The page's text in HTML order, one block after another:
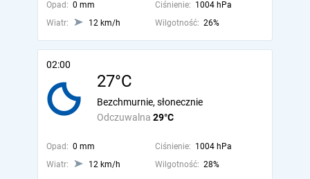
Opad: 0 mm Ciśnienie: 1004 hPa
Wiatr:
12 km/h Wilgotność: 26%
02:00
27°C
Odczuwalna 29°C
Bezchmurnie, słonecznie
Opad: 0 mm Ciśnienie: 1004 hPa
Wiatr:
12 km/h Wilgotność: 28%